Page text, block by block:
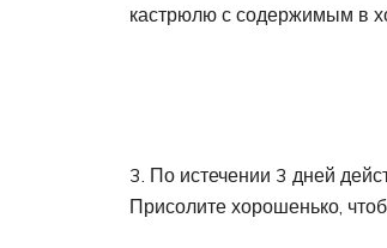
кастрюлю с содержимым в
3. По истечении 3 дней
Присолите хорошенько,